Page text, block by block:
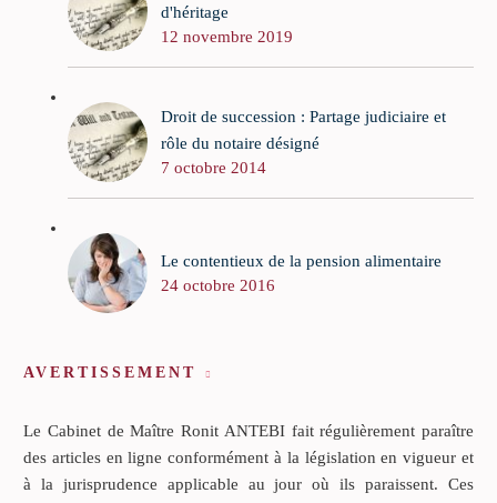
d'héritage
12 novembre 2019
Droit de succession : Partage judiciaire et
rôle du notaire désigné
7 octobre 2014
Le contentieux de la pension alimentaire
24 octobre 2016
AVERTISSEMENT
Le Cabinet de Maître Ronit ANTEBI fait régulièrement paraître
des articles en ligne conformément à la législation en vigueur et
à la jurisprudence applicable au jour où ils paraissent. Ces